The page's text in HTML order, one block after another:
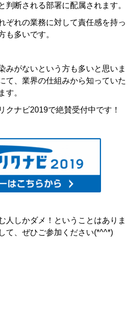
判断される部署に配属されます。
ぞれの業務に対して責任感を持っ
も多いです。
みがないという方も多いと思いま
て、業界の仕組みから知っていた
す。
クナビ2019で絶賛受付中です！
人しかダメ！ということはありま
て、ぜひご参加ください(*^^*)